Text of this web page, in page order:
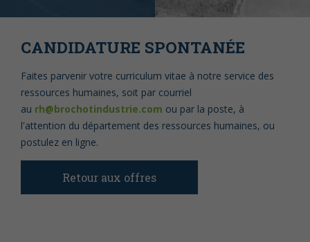
CANDIDATURE SPONTANÉE
Faites parvenir votre curriculum vitae à notre service des
ressources humaines, soit par courriel
au rh@brochotindustrie.com ou par la poste, à
l'attention du département des ressources humaines, ou
postulez en ligne.
Retour aux offres